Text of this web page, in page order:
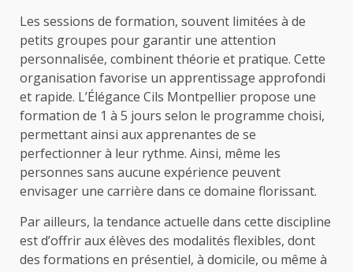
Les sessions de formation, souvent limitées à de
petits groupes pour garantir une attention
personnalisée, combinent théorie et pratique. Cette
organisation favorise un apprentissage approfondi
et rapide. L’Élégance Cils Montpellier propose une
formation de 1 à 5 jours selon le programme choisi,
permettant ainsi aux apprenantes de se
perfectionner à leur rythme. Ainsi, même les
personnes sans aucune expérience peuvent
envisager une carrière dans ce domaine florissant.
Par ailleurs, la tendance actuelle dans cette discipline
est d’offrir aux élèves des modalités flexibles, dont
des formations en présentiel, à domicile, ou même à